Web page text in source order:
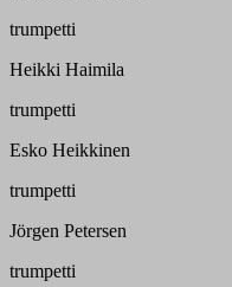
trumpetti
Heikki Haimila
trumpetti
Esko Heikkinen
trumpetti
Jörgen Petersen
trumpetti